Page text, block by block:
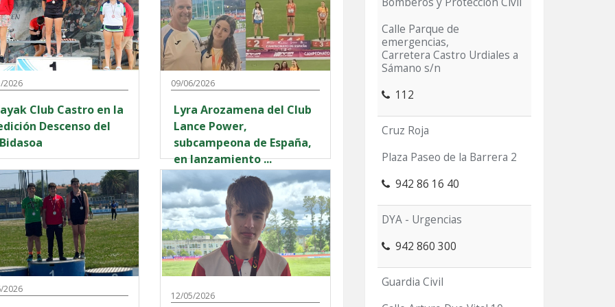
2026
Club Castro en la
Descenso del
09/06/2026
Lyra Arozamena del Club
Lance Power,
subcampeona de España,
en lanzamiento ...
2026
12/05/2026
Calle Parque de
emergencias,
Carretera Castro Urdiales a
Sámano s/n
112
Cruz Roja
Plaza Paseo de la Barrera 2
942 86 16 40
DYA - Urgencias
942 860 300
Guardia Civil